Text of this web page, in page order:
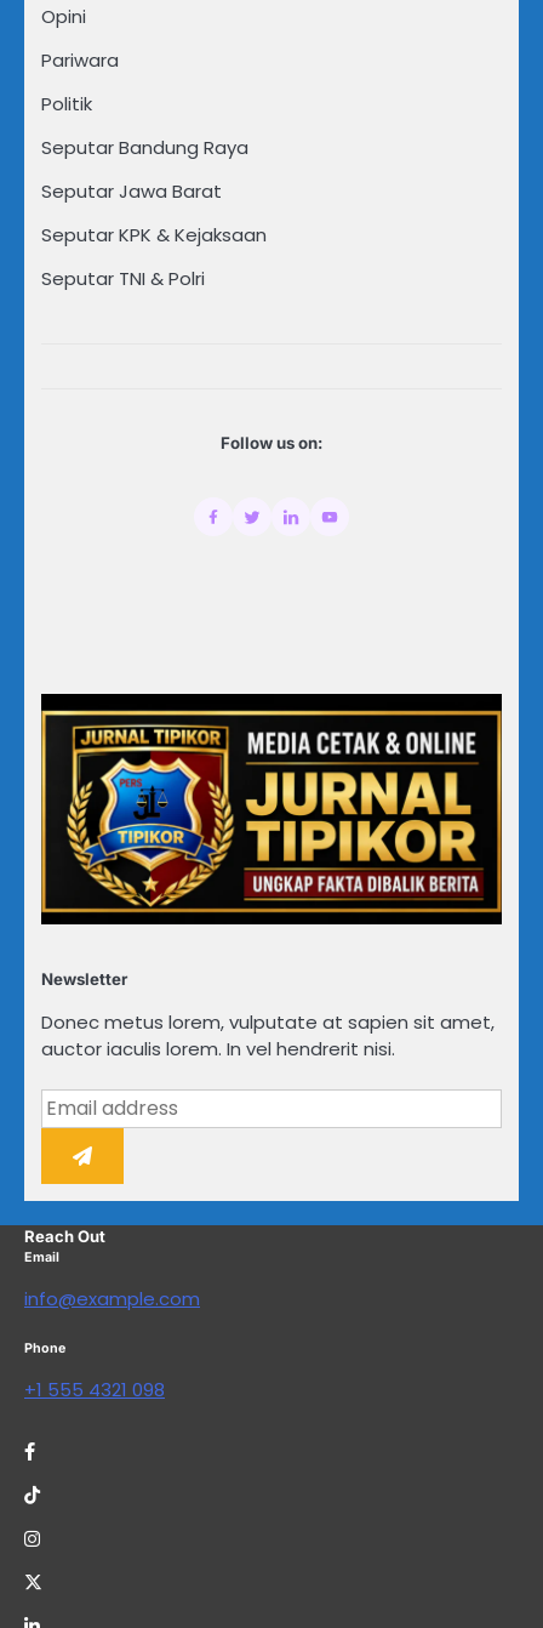
Opini
Pariwara
Politik
Seputar Bandung Raya
Seputar Jawa Barat
Seputar KPK & Kejaksaan
Seputar TNI & Polri
Follow us on:
Newsletter
Donec metus lorem, vulputate at sapien sit amet,
auctor iaculis lorem. In vel hendrerit nisi.
Reach Out
Email
info@example.com
Phone
+1 555 4321 098